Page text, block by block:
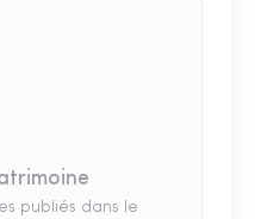
publiés dans le